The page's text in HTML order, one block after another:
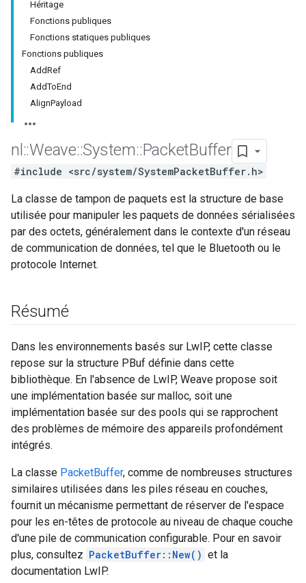
Héritage
Fonctions publiques
Fonctions statiques publiques
Fonctions publiques
AddRef
AddToEnd
AlignPayload
nl ::Weave::System::PacketBuffer
#include <src/system/SystemPacketBuffer.h>
La classe de tampon de paquets est la structure de base
utilisée pour manipuler les paquets de données sérialisées
par des octets, généralement dans le contexte d'un réseau
de communication de données, tel que le Bluetooth ou le
protocole Internet.
Résumé
Dans les environnements basés sur LwIP, cette classe
repose sur la structure PBuf définie dans cette
bibliothèque. En l'absence de LwIP, Weave propose soit
une implémentation basée sur malloc, soit une
implémentation basée sur des pools qui se rapprochent
des problèmes de mémoire des appareils profondément
intégrés.
La classe PacketBuffer, comme de nombreuses structures
similaires utilisées dans les piles réseau en couches,
fournit un mécanisme permettant de réserver de l'espace
pour les en-têtes de protocole au niveau de chaque couche
d'une pile de communication configurable. Pour en savoir
plus, consultez PacketBuffer::New() et la
documentation LwIP.